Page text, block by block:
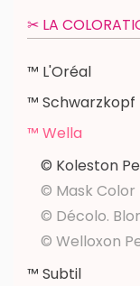
✂︎ LA
™ L'Oréal
™ Schwarzkopf
™ Wella
© Koleston
© Mask Color
© Décolo.
© Welloxon
™ Subtil